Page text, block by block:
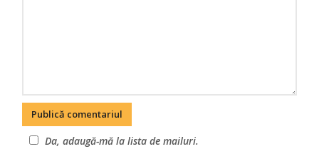
Da, adaugă-mă la lista de mailuri.